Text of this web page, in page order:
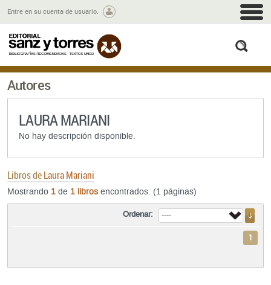
Entre en su cuenta de usuario.
Autores
LAURA MARIANI
No hay descripción disponible.
Libros deLaura Mariani
Mostrando 1 de 1 libros encontrados. (1 páginas)
Ordenar:
1